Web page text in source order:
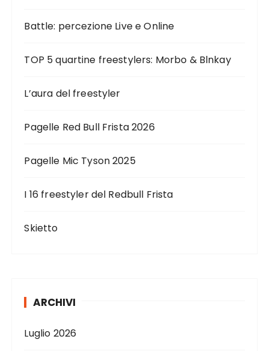
Battle: percezione Live e Online
TOP 5 quartine freestylers: Morbo & Blnkay
L’aura del freestyler
Pagelle Red Bull Frista 2026
Pagelle Mic Tyson 2025
I 16 freestyler del Redbull Frista
Skietto
ARCHIVI
Luglio 2026